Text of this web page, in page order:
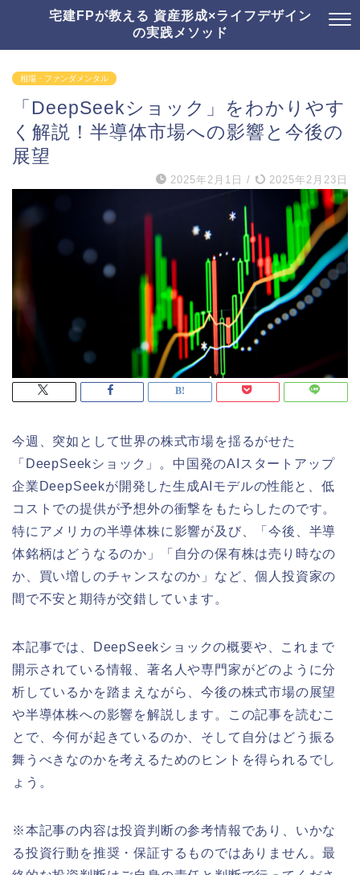
宅建FPが教える 資産形成×ライフデザイン
の実践メソッド
相場・ファンダメンタル
「DeepSeekショック」をわかりやす
く解説！半導体市場への影響と今後の
展望
2025年2月1日 / 2025年2月23日
今週、突如として世界の株式市場を揺るがせた
「DeepSeekショック」。中国発のAIスタートアップ
企業DeepSeekが開発した生成AIモデルの性能と、低
コストでの提供が予想外の衝撃をもたらしたのです。
特にアメリカの半導体株に影響が及び、「今後、半導
体銘柄はどうなるのか」「自分の保有株は売り時なの
か、買い増しのチャンスなのか」など、個人投資家の
間で不安と期待が交錯しています。
本記事では、DeepSeekショックの概要や、これまで
開示されている情報、著名人や専門家がどのように分
析しているかを踏まえながら、今後の株式市場の展望
や半導体株への影響を解説します。この記事を読むこ
とで、今何が起きているのか、そして自分はどう振る
舞うべきなのかを考えるためのヒントを得られるでし
ょう。
※本記事の内容は投資判断の参考情報であり、いかな
る投資行動を推奨・保証するものではありません。最